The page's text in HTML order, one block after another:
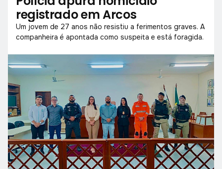
registrado em Arcos
Um jovem de 27 anos não resistiu a ferimentos graves. A
companheira é apontada como suspeita e está foragida.